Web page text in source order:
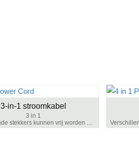
3-in-1 stroomkabel
3 in 1
Verschillende stekkers kunnen vrij worden aangepast